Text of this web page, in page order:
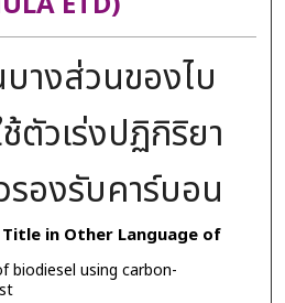
บางส่วนของไบ
ตัวเร่งปฏิกิริยา
องรับคาร์บอน
in Other Language of
biodiesel using carbon-